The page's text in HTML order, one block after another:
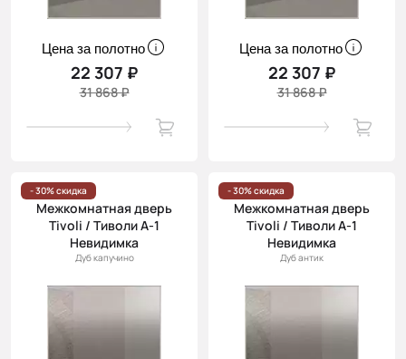
Цена за полотно
22 307 ₽
31 868 ₽
Цена за полотно
22 307 ₽
31 868 ₽
- 30% скидка
Межкомнатная дверь
Tivoli / Тиволи А-1
Невидимка
Дуб капучино
- 30% скидка
Межкомнатная дверь
Tivoli / Тиволи А-1
Невидимка
Дуб антик